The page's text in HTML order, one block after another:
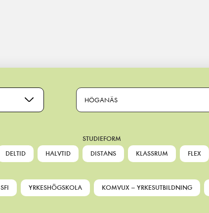
HÖGANÄS
DELTID HALVTID
STUDIEFORM
DISTANS
KLASSRUM FLEX
SFI YRKESHÖGSKOLA KOMVUX – YRKESUTBILDNING